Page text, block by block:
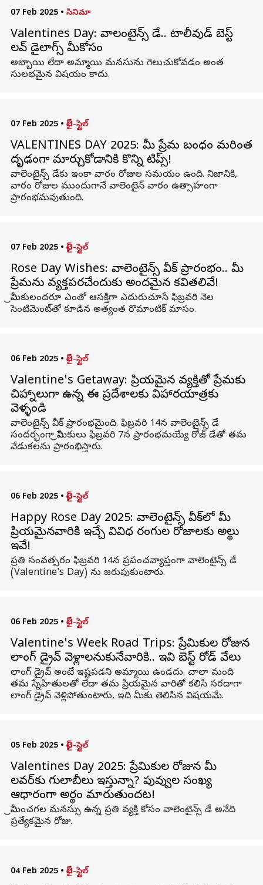
07 Feb 2025 • సినిమా
Valentines Day: వాలంటైన్స్​ డే.. టాలీవుడ్ బెస్ట్
లవ్​ డైలాగ్స్​ మీకోసం
అబ్బాయి లేదా అమ్మాయి మనసును గెలుచుకోవడం అంత
సులభమైన విషయం కాదు.
07 Feb 2025 • లైఫ్-స్టైల్
VALENTINES DAY 2025: మీ ప్రేమ బంధం మరింత
దృఢంగా మార్చుకోడానికి కొన్ని టిప్స్!
వాలెంటైన్స్ డేకు ఇంకా వారం రోజుల సమయం ఉంది. నిజానికి,
వారం రోజుల ముందుగానే వాలెంటైన్ వారం ఉత్సాహంగా
ప్రారంభమవుతుంది.
07 Feb 2025 • లైఫ్-స్టైల్
Rose Day Wishes: వాలెంటైన్స్ వీక్ ప్రారంభం.. మీ
ప్రేమను వ్యక్తపరచేందుకు అందమైన కవితలివే!
ప్రేమికులందరూ ఎంతో ఆసక్తిగా ఎదురుచూసే ఫిబ్రవరి నెల
సెంటిమెంట్‌తో కూడిన అత్యంత రొమాంటిక్ మాసం.
06 Feb 2025 • లైఫ్-స్టైల్
Valentine's Getaway: ప్రియమైన వ్యక్తితో ప్రేమకు
చిహ్నాలుగా ఉన్న ఈ ప్రదేశాలకు విహారయాత్రకు
వెళ్ళండి
వాలెంటైన్స్ వీక్ ప్రారంభమైంది. ఫిబ్రవరి 14న వాలెంటైన్స్ డే
సందర్భంగా ప్రేమికులు ఫిబ్రవరి 7న ప్రారంభమయ్యే రోజ్ డేతో తమ
వేడుకలను ప్రారంభిస్తారు.
06 Feb 2025 • లైఫ్-స్టైల్
Happy Rose Day 2025: వాలెంటైన్స్ వీక్‌లో మీ
ప్రియమైనవారికి ఇచ్చే వివిధ రంగుల రోజాలకు అర్థాలు
ఇవే!
ప్రతి సంవత్సరం ఫిబ్రవరి 14న ప్రపంచవ్యాప్తంగా వాలెంటైన్స్ డే
(Valentine's Day) ను జరుపుకుంటారు.
06 Feb 2025 • లైఫ్-స్టైల్
Valentine's Week Road Trips: ప్రేమికుల రోజున
లాంగ్ డ్రైవ్ వెళ్లాలనుకునేవారికి.. ఇవి బెస్ట్ రోడ్ వేలు
లాంగ్ డ్రైవ్ అంటే ఇష్టపడని అమ్మాయి ఉండదు. చాలా మంది
తమ స్నేహితులతో లేదా తమ ప్రియమైన వారితో కలిసి సరదాగా
లాంగ్ డ్రైవ్ వెళ్లిపోతుంటారు, ఇది మీకు తెలిసిన విషయమే.
05 Feb 2025 • లైఫ్-స్టైల్
Valentines Day 2025: ప్రేమికుల రోజున మీ
లవర్‌కు గులాబీలు ఇస్తున్నారా? పువ్వుల సంఖ్య
ఆధారంగా అర్థం మారుతుందట!
ప్రేమించగల మనస్సు ఉన్న ప్రతి వ్యక్తి కోసం వాలెంటైన్స్ డే అనేది
ప్రత్యేకమైన రోజు.
04 Feb 2025 • లైఫ్-స్టైల్